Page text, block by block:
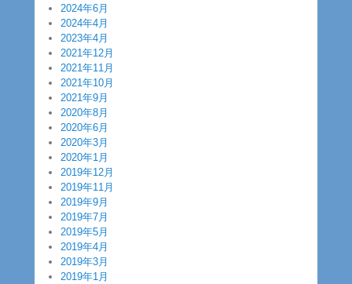
2024年6月
2024年4月
2023年4月
2021年12月
2021年11月
2021年10月
2021年9月
2020年8月
2020年6月
2020年3月
2020年1月
2019年12月
2019年11月
2019年9月
2019年7月
2019年5月
2019年4月
2019年3月
2019年1月